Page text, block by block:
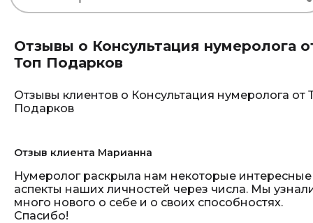
Отзывы о Консультация нумеролога
Топ Подарков
Отзывы клиентов о Консультация нумеролога от
Подарков
Отзыв клиента Марианна
Нумеролог раскрыла нам некоторые интересные
аспекты наших личностей через числа. Мы
много нового о себе и о своих способностях.
Спасибо!